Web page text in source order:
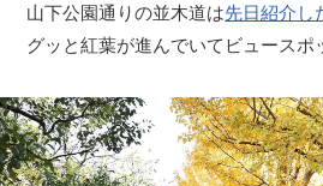
山下公園通りの並木道は先日紹介し
グッと紅葉が進んでいてビュースポ